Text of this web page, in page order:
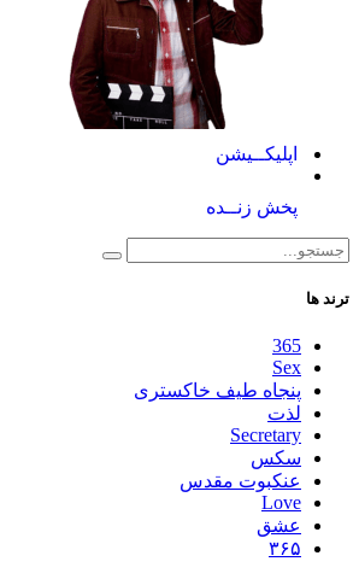
اپلیکــیشن
پخش زنــده
ترند ها
365
Sex
پنجاه طیف خاکستری
لذت
Secretary
سکس
عنکبوت مقدس
Love
عشق
۳۶۵